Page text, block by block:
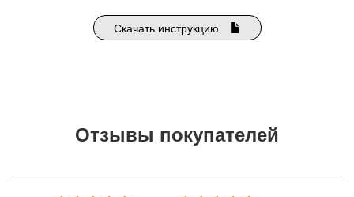
Скачать инструкцию
Отзывы покупателей